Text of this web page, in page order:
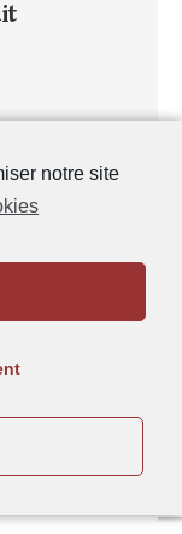
notre site
Strabon
N°2,Tomes et